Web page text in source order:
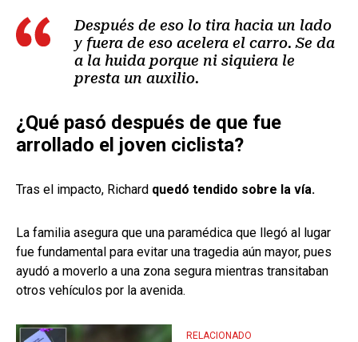
Después de eso lo tira hacia un lado
y fuera de eso acelera el carro. Se da
a la huida porque ni siquiera le
presta un auxilio.
¿Qué pasó después de que fue
arrollado el joven ciclista?
Tras el impacto, Richard quedó tendido sobre la vía.
La familia asegura que una paramédica que llegó al lugar
fue fundamental para evitar una tragedia aún mayor, pues
ayudó a moverlo a una zona segura mientras transitaban
otros vehículos por la avenida.
RELACIONADO